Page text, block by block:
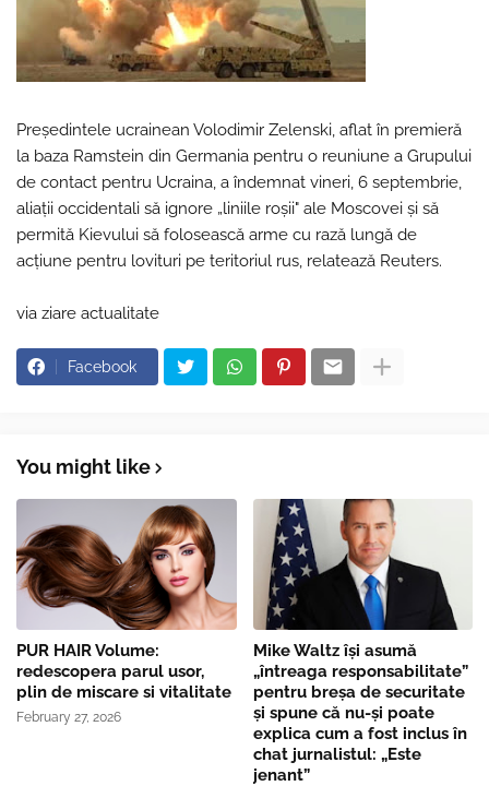
Preşedintele ucrainean Volodimir Zelenski, aflat în premieră
la baza Ramstein din Germania pentru o reuniune a Grupului
de contact pentru Ucraina, a îndemnat vineri, 6 septembrie,
aliaţii occidentali să ignore „liniile roşii" ale Moscovei şi să
permită Kievului să folosească arme cu rază lungă de
acţiune pentru lovituri pe teritoriul rus, relatează Reuters.
via ziare actualitate
Facebook
You might like
PUR HAIR Volume:
redescopera parul usor,
plin de miscare si vitalitate
February 27, 2026
Mike Waltz îşi asumă
„întreaga responsabilitate”
pentru breşa de securitate
și spune că nu-și poate
explica cum a fost inclus în
chat jurnalistul: „Este
jenant”